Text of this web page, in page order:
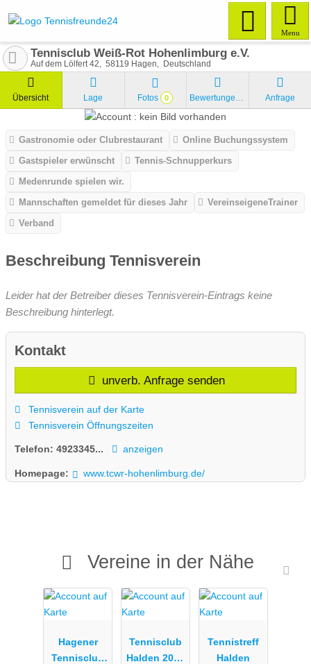
Menu
Tennisclub Weiß-Rot Hohenlimburg e.V.
Auf dem Lölfert 42 58119 Hagen Deutschland
Übersicht Lage Fotos 0 Bewertungen Anfrage
Gastronomie oder Clubrestaurant
Online Buchungssystem
Gastspieler erwünscht
Tennis-Schnupperkurs
Medenrunde spielen wir.
Mannschaften gemeldet für dieses Jahr
VereinseigeneTrainer
Verband
Beschreibung Tennisverein
Leider hat der Betreiber dieses Tennisverein-Eintrags keine
Beschreibung hinterlegt.
Kontakt
unverb. Anfrage senden
Tennisverein auf der Karte
Tennisverein Öffnungszeiten
Telefon: 4923345... anzeigen
Homepage: www.tcwr-hohenlimburg.de/
Vereine in der Nähe
Hagener
Tennisclub
Tennisclub
Halden 2000
Tennistreff
Halden